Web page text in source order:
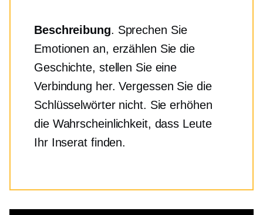
Beschreibung. Sprechen Sie
Emotionen an, erzählen Sie die
Geschichte, stellen Sie eine
Verbindung her. Vergessen Sie die
Schlüsselwörter nicht. Sie erhöhen
die Wahrscheinlichkeit, dass Leute
Ihr Inserat finden.